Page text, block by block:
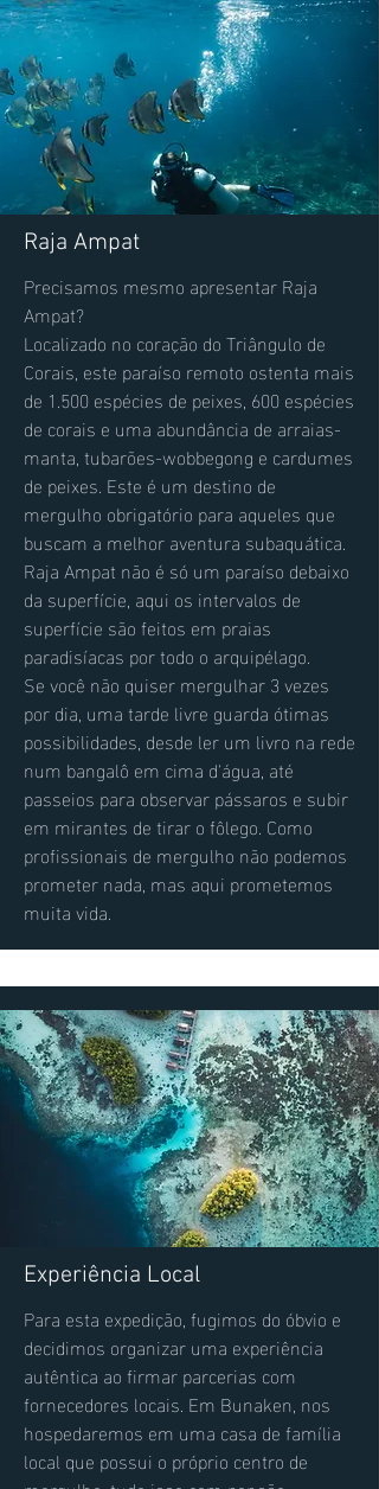
Raja Ampat
Precisamos mesmo apresentar Raja
Ampat?
Localizado no coração do Triângulo de
Corais, este paraíso remoto ostenta mais
de 1.500 espécies de peixes, 600 espécies
de corais e uma abundância de arraias-
manta, tubarões-wobbegong e cardumes
de peixes. Este é um destino de
mergulho obrigatório para aqueles que
buscam a melhor aventura subaquática.
Raja Ampat não é só um paraíso debaixo
da superfície, aqui os intervalos de
superfície são feitos em praias
paradisíacas por todo o arquipélago.
Se você não quiser mergulhar 3 vezes
por dia, uma tarde livre guarda ótimas
possibilidades, desde ler um livro na rede
num bangalô em cima d'água, até
passeios para observar pássaros e subir
em mirantes de tirar o fôlego. Como
profissionais de mergulho não podemos
prometer nada, mas aqui prometemos
muita vida.
Experiência Local
Para esta expedição, fugimos do óbvio e
decidimos organizar uma experiência
autêntica ao firmar parcerias com
fornecedores locais. Em Bunaken, nos
hospedaremos em uma casa de família
local que possui o próprio centro de